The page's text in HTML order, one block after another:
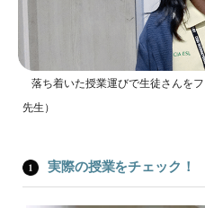
落ち着いた授業運びで生徒さんを
先生）
実際の授業をチェック！